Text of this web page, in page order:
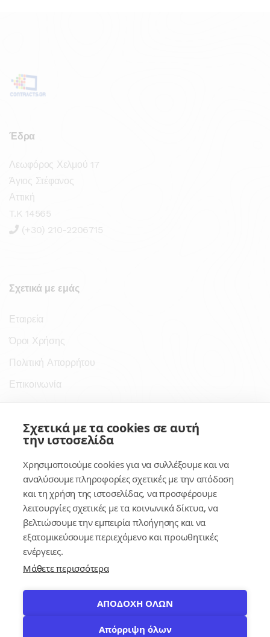
Έδρα
Λεωφόρος Χελμού 17
Άγιος Στέφανος
Αττική
T.K 14565
(+30) 210-2206715
Σχετικά με εμάς
Εταιρεία
Όροι Χρήσης
Πολιτική Απορρήτου
Επικοινωνία
Σύνδεσμοι
Κέντρο Γνώσης
Πλατφόρμα
Εγγραφή
Για δημοσίους υπαλλήλους
Σχετικά με τα cookies σε αυτή
την ιστοσελίδα
Χρησιμοποιούμε cookies για να συλλέξουμε και να
αναλύσουμε πληροφορίες σχετικές με την απόδοση
και τη χρήση της ιστοσελίδας, να προσφέρουμε
λειτουργίες σχετικές με τα κοινωνικά δίκτυα, να
βελτιώσουμε την εμπειρία πλοήγησης και να
εξατομικεύσουμε περιεχόμενο και προωθητικές
ενέργειες.
Μάθετε περισσότερα
ΑΠΟΔΟΧΗ ΟΛΩΝ
Απόρριψη όλων